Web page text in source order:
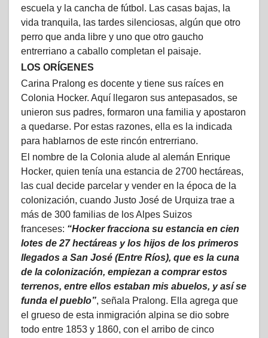
escuela y la cancha de fútbol. Las casas bajas, la
vida tranquila, las tardes silenciosas, algún que otro
perro que anda libre y uno que otro gaucho
entrerriano a caballo completan el paisaje.
LOS ORÍGENES
Carina Pralong es docente y tiene sus raíces en
Colonia Hocker. Aquí llegaron sus antepasados, se
unieron sus padres, formaron una familia y apostaron
a quedarse. Por estas razones, ella es la indicada
para hablarnos de este rincón entrerriano.
El nombre de la Colonia alude al alemán Enrique
Hocker, quien tenía una estancia de 2700 hectáreas,
las cual decide parcelar y vender en la época de la
colonización, cuando Justo José de Urquiza trae a
más de 300 familias de los Alpes Suizos
franceses: “Hocker fracciona su estancia en cien
lotes de 27 hectáreas y los hijos de los primeros
llegados a San José (Entre Ríos), que es la cuna
de la colonización, empiezan a comprar estos
terrenos, entre ellos estaban mis abuelos, y así se
funda el pueblo”, señala Pralong. Ella agrega que
el grueso de esta inmigración alpina se dio sobre
todo entre 1853 y 1860, con el arribo de cinco